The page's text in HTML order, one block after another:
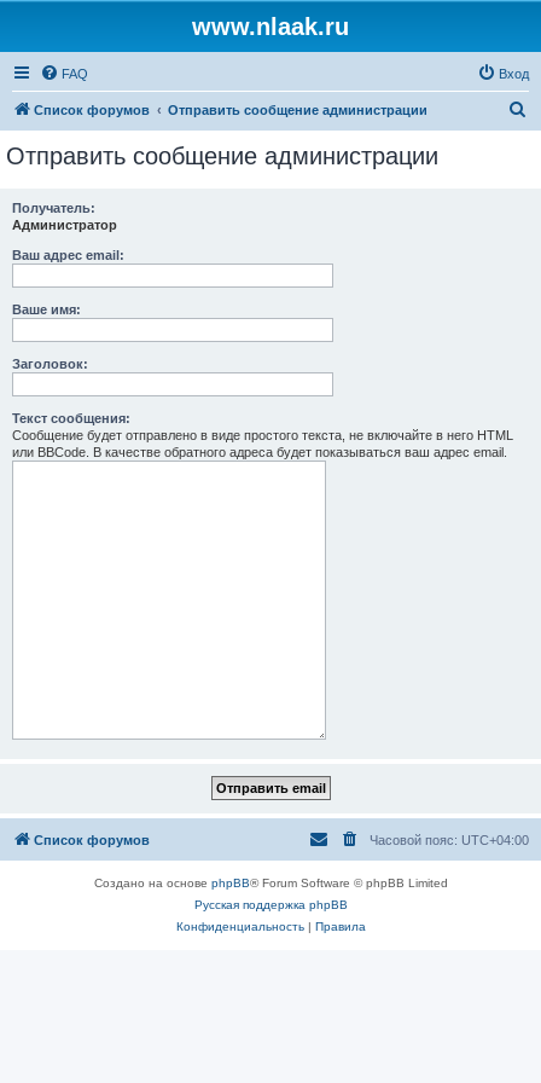
www.nlaak.ru
FAQ Вход
Список форумов Отправить сообщение администрации
Отправить сообщение администрации
Получатель:
Администратор
Ваш адрес email:
Ваше имя:
Заголовок:
Текст сообщения:
Сообщение будет отправлено в виде простого текста, не включайте в него HTML
или BBCode. В качестве обратного адреса будет показываться ваш адрес email.
Список форумов Часовой пояс: UTC+04:00
Создано на основе phpBB® Forum Software © phpBB Limited
Русская поддержка phpBB
Конфиденциальность| Правила